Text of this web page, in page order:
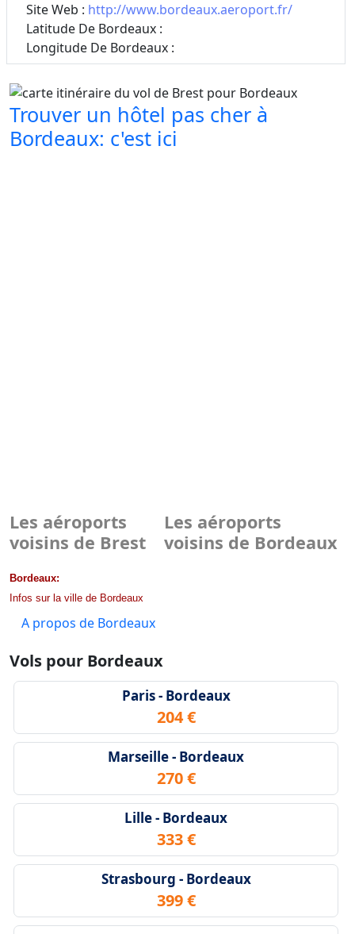
Site Web : http://www.bordeaux.aeroport.fr/
Latitude De Bordeaux :
Longitude De Bordeaux :
Trouver un hôtel pas cher à
Bordeaux: c'est ici
Les aéroports
voisins de Brest
Les aéroports
voisins de Bordeaux
Bordeaux:
Infos sur la ville de Bordeaux
A propos de Bordeaux
Vols pour Bordeaux
Paris - Bordeaux
204 €
Marseille - Bordeaux
270 €
Lille - Bordeaux
333 €
Strasbourg - Bordeaux
399 €